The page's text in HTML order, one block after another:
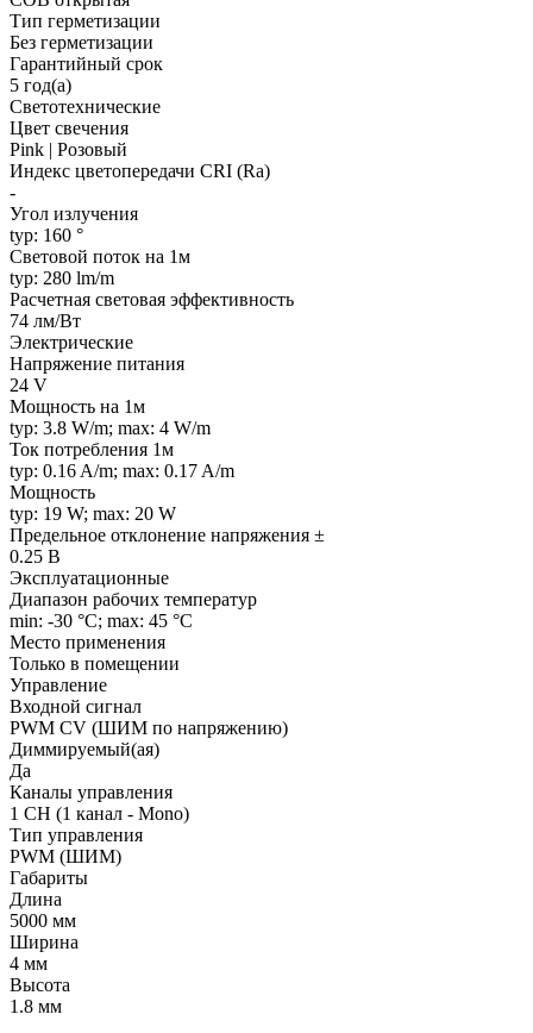
Тип герметизации
Без герметизации
Гарантийный срок
5 год(а)
Светотехнические
Цвет свечения
Pink | Розовый
Индекс цветопередачи CRI (Ra)
-
Угол излучения
typ: 160 °
Световой поток на 1м
typ: 280 lm/m
Расчетная световая эффективность
74 лм/Вт
Электрические
Напряжение питания
24 V
Мощность на 1м
typ: 3.8 W/m; max: 4 W/m
Ток потребления 1м
typ: 0.16 A/m; max: 0.17 A/m
Мощность
typ: 19 W; max: 20 W
Предельное отклонение напряжения ±
0.25 В
Эксплуатационные
Диапазон рабочих температур
min: -30 °C; max: 45 °C
Место применения
Только в помещении
Управление
Входной сигнал
PWM СV (ШИМ по напряжению)
Диммируемый(ая)
Да
Каналы управления
1 CH (1 канал - Mono)
Тип управления
PWM (ШИМ)
Габариты
Длина
5000 мм
Ширина
4 мм
Высота
1.8 мм